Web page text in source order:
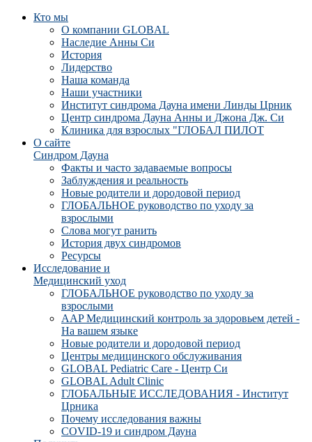
Кто мы
О компании GLOBAL
Наследие Анны Си
История
Лидерство
Наша команда
Наши участники
Институт синдрома Дауна имени Линды Црник
Центр синдрома Дауна Анны и Джона Дж. Си
Клиника для взрослых "ГЛОБАЛ ПИЛОТ
О сайте
Синдром Дауна
Факты и часто задаваемые вопросы
Заблуждения и реальность
Новые родители и дородовой период
ГЛОБАЛЬНОЕ руководство по уходу за
взрослыми
Слова могут ранить
История двух синдромов
Ресурсы
Исследование и
Медицинский уход
ГЛОБАЛЬНОЕ руководство по уходу за
взрослыми
AAP Медицинский контроль за здоровьем детей -
На вашем языке
Новые родители и дородовой период
Центры медицинского обслуживания
GLOBAL Pediatric Care - Центр Си
GLOBAL Adult Clinic
ГЛОБАЛЬНЫЕ ИССЛЕДОВАНИЯ - Институт
Црника
Почему исследования важны
COVID-19 и синдром Дауна